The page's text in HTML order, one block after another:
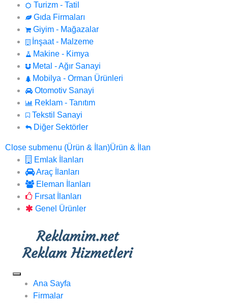
Turizm - Tatil
Gıda Firmaları
Giyim - Mağazalar
İnşaat - Malzeme
Makine - Kimya
Metal - Ağır Sanayi
Mobilya - Orman Ürünleri
Otomotiv Sanayi
Reklam - Tanıtım
Tekstil Sanayi
Diğer Sektörler
Close submenu (Ürün & İlan)Ürün & İlan
Emlak İlanları
Araç İlanları
Eleman İlanları
Fırsat İlanları
Genel Ürünler
Ana Sayfa
Firmalar